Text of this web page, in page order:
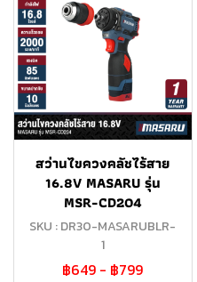
สว่านไขควงคลัชไร้สาย
16.8V MASARU รุ่น
MSR-CD204
SKU : DR30-MASARUBLR-
1
฿649 - ฿799